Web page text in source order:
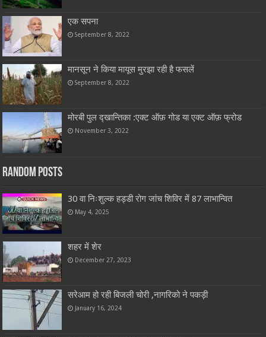
एक सपना
September 8, 2022
मानसून ने किया मायूस मुरझा रही है फसलें
September 8, 2022
मोरबी पुल द्खान्तिका :एक्ट ऑफ़ गोड या एक्ट ऑफ़ फ्रोड
November 3, 2022
Random Posts
30 वा निःशुल्क हड्डी रोग जांच शिविर में 87 लाभान्वित
May 4, 2025
शहर में शेर
December 27, 2023
सरेआम हो रही बिजली चोरी ,नागरिको ने पकड़ी
January 16, 2024